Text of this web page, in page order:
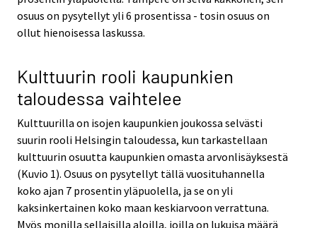
osuus on pysytellyt yli 6 prosentissa - tosin osuus on
ollut hienoisessa laskussa.
Kulttuurin rooli kaupunkien
taloudessa vaihtelee
Kulttuurilla on isojen kaupunkien joukossa selvästi
suurin rooli Helsingin taloudessa, kun tarkastellaan
kulttuurin osuutta kaupunkien omasta arvonlisäyksestä
(Kuvio 1). Osuus on pysytellyt tällä vuosituhannella
koko ajan 7 prosentin yläpuolella, ja se on yli
kaksinkertainen koko maan keskiarvoon verrattuna.
Myös monilla sellaisilla aloilla, joilla on lukuisa määrä